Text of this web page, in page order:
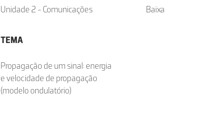
Unidade 2 - Comunicações
TEMA
Propagação de um sinal: energia
e velocidade de propagação
(modelo ondulatório)
Baixa